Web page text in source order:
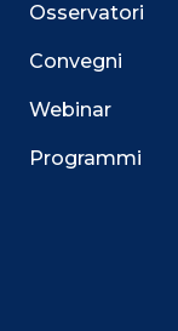
Osservatori
Convegni
Webinar
Programmi